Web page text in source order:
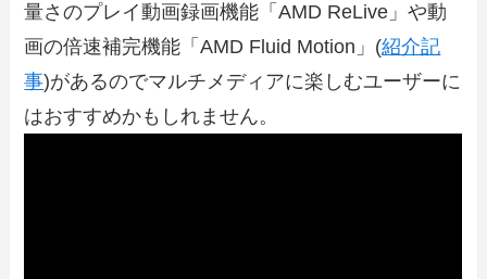
量さのプレイ動画録画機能「AMD ReLive」や動
画の倍速補完機能「AMD Fluid Motion」(紹介記
事)があるのでマルチメディアに楽しむユーザーに
はおすすめかもしれません。